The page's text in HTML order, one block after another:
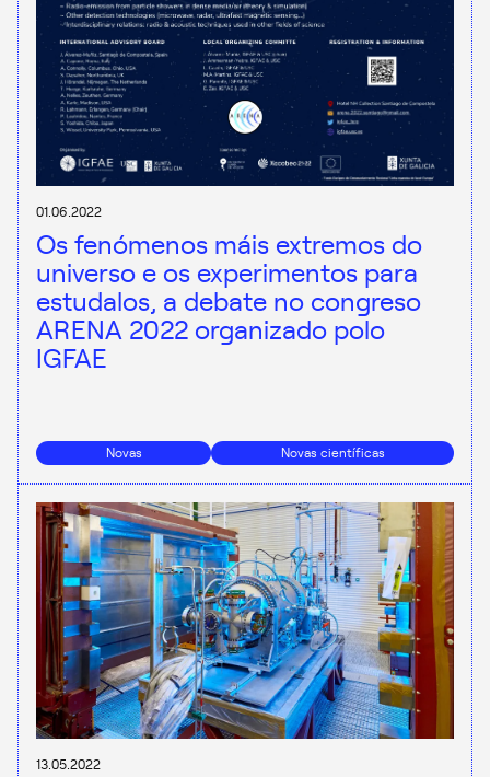
01.06.2022
Os fenómenos máis extremos do
universo e os experimentos para
estudalos, a debate no congreso
ARENA 2022 organizado polo
IGFAE
Novas Novas científicas
13.05.2022